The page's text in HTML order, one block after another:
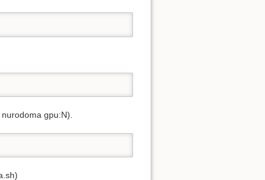
gpu:N).